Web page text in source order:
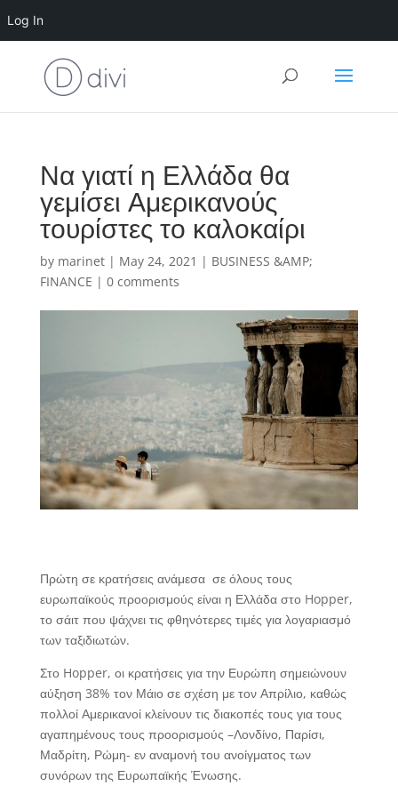
Log In
Να γιατί η Ελλάδα θα
γεμίσει Αμερικανούς
τουρίστες το καλοκαίρι
by marinet| May 24, 2021 | BUSINESS &AMP;
FINANCE | 0 comments
Πρώτη σε κρατήσεις ανάμεσα σε όλους τους
ευρωπαϊκούς προορισμούς είναι η Ελλάδα στο Hopper,
το σάιτ που ψάχνει τις φθηνότερες τιμές για λογαριασμό
των ταξιδιωτών.
Στο Hopper, οι κρατήσεις για την Ευρώπη σημειώνουν
αύξηση 38% τον Μάιο σε σχέση με τον Απρίλιο, καθώς
πολλοί Αμερικανοί κλείνουν τις διακοπές τους για τους
αγαπημένους τους προορισμούς –Λονδίνο, Παρίσι,
Μαδρίτη, Ρώμη- εν αναμονή του ανοίγματος των
συνόρων της Ευρωπαϊκής Ένωσης.